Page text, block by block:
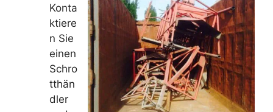
Konta
ktiere
n Sie
einen
Schro
tthän
dler